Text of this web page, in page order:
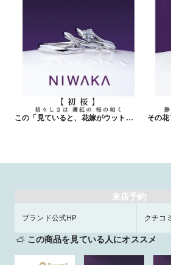
この「見ていると、花嫁がウット
その
さ」
来店予約
ブランド公式HP クチコ
この商品を見ている人にオススメ